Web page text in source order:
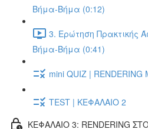
Βήμα-Βήμα (0:12)
3. Ερώτηση Πρακτικής
Βήμα-Βήμα (0:41)
mini QUIZ |
TEST | ΚΕΦΑΛΑΙΟ 2
ΚΕΦΑΛΑΙΟ 3: RENDERING